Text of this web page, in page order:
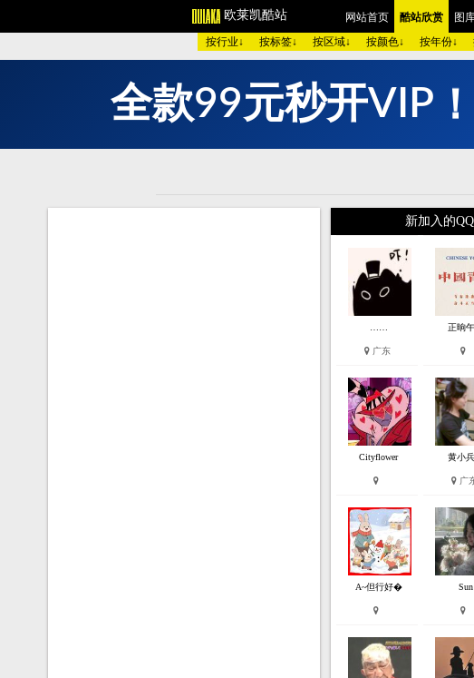
欧莱凯酷站 网站首页 酷站欣赏 图
按行业↓
按标签↓ 按区域↓ 按颜色↓ 按年份↓
图 库： 欧美酷图 平面设计 艺术摄影 包装设计
颜 色 >> 黑色酷站 白色酷站 红色酷
家用电器 数码相
红色模板 蓝色模
服务团队 网站建设 欧莱
全款99元秒开V P ！
新加入的
广东
正晌
Cityflower 黄小
广
A~但行好� Sun